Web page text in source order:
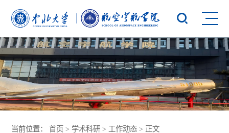
当前位置：首页 > 学术科研 > 工作动态 > 正文